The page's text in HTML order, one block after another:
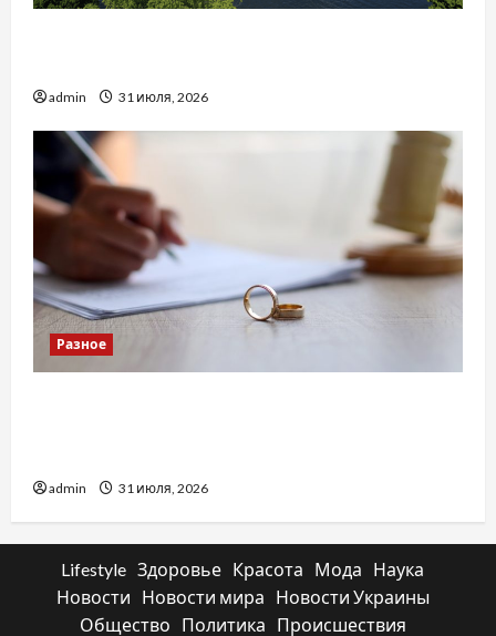
admin 31 июля, 2026
Разное
admin 31 июля, 2026
Lifestyle Здоровье Красота Мода
Наука
Новости
Новости мира
Новости Украины
Общество
Политика
Происшествия